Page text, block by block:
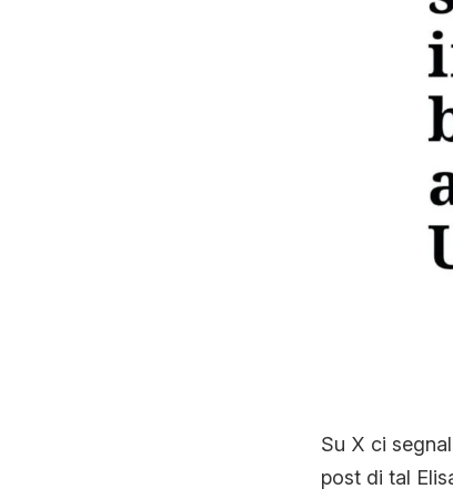
Su X ci
post di tal